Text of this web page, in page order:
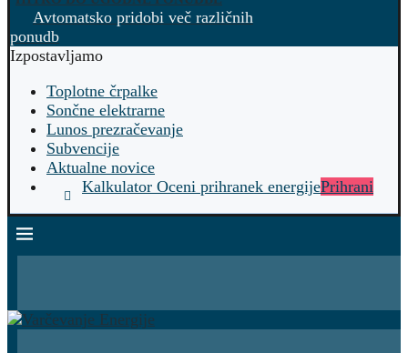
Avtomatsko pridobi več različnih
ponudb
Izpostavljamo
Toplotne črpalke
Sončne elektrarne
Lunos prezračevanje
Subvencije
Aktualne novice
Kalkulator Oceni prihranek energijePrihrani